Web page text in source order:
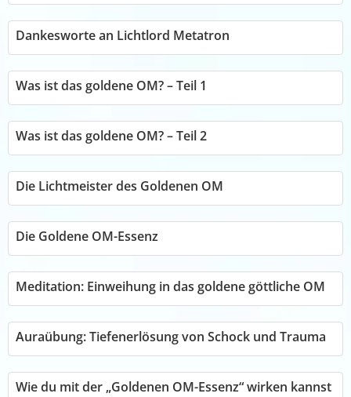
Dankesworte an Lichtlord Metatron
Was ist das goldene OM? – Teil 1
Was ist das goldene OM? – Teil 2
Die Lichtmeister des Goldenen OM
Die Goldene OM-Essenz
Meditation: Einweihung in das goldene göttliche OM
Auraübung: Tiefenerlösung von Schock und Trauma
Wie du mit der „Goldenen OM-Essenz“ wirken kannst